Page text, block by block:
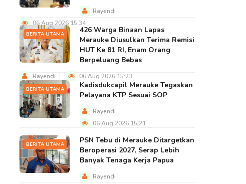
Rayendi
06 Aug 2026 15:34
BERITA UTAMA
426 Warga Binaan Lapas
Merauke Diusulkan Terima Remisi
HUT Ke 81 RI, Enam Orang
Berpeluang Bebas
Rayendi 06 Aug 2026 15:23
BERITA UTAMA
Kadisdukcapil Merauke Tegaskan
Pelayana KTP Sesuai SOP
Rayendi
06 Aug 2026 15:21
BERITA UTAMA
PSN Tebu di Merauke Ditargetkan
Beroperasi 2027, Serap Lebih
Banyak Tenaga Kerja Papua
Rayendi